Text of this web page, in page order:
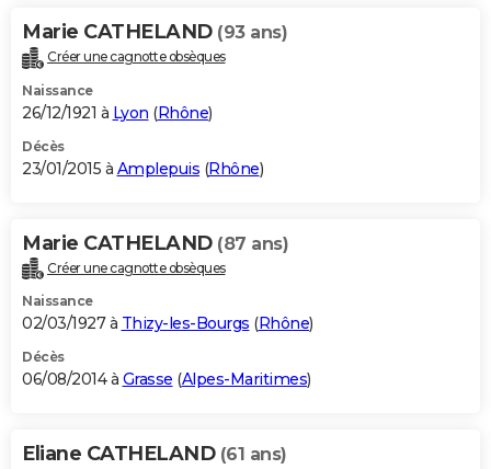
Marie CATHELAND (93 ans)
Créer une cagnotte obsèques
Naissance
26/12/1921 à Lyon (Rhône)
Décès
23/01/2015 à Amplepuis (Rhône)
Marie CATHELAND (87 ans)
Créer une cagnotte obsèques
Naissance
02/03/1927 à Thizy-les-Bourgs (Rhône)
Décès
06/08/2014 à Grasse (Alpes-Maritimes)
Eliane CATHELAND (61 ans)